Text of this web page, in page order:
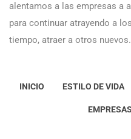
alentamos a las empresas a
para continuar atrayendo a
tiempo, atraer a otros nuevos.
INICIO ESTILO DE VIDA